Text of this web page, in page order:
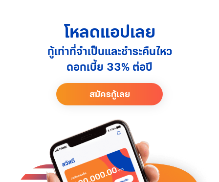
โหลดแอปเลย
กู้เท่าที่จำเป็นและชำระคืนไหว
ดอกเบี้ย 33% ต่อปี
สมัครกู้เลย